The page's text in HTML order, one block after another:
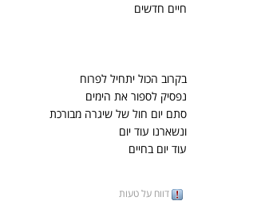
חיים חדשים
בקרוב הכול יתחיל לפרוח
נפסיק לספור את הימים
סתם יום חול של שיגרה מבורכת
ונשארנו עוד יום
עוד יום בחיים
דווח על טעות